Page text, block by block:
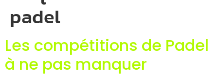
padel
Les compétitions de Padel
à ne pas manquer